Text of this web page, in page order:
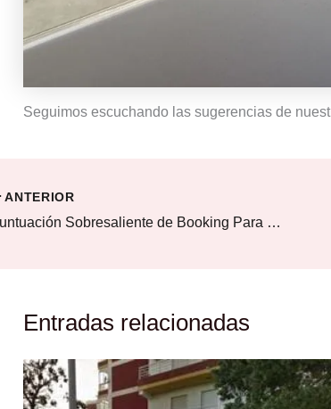
Seguimos escuchando las sugerencias de
ANTERIOR
Puntuación Sobresaliente de Booking Para 2025
Entradas relacionadas